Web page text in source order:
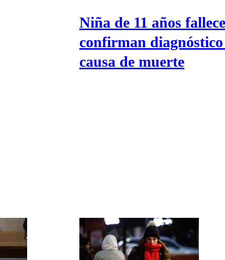
Universidad de Chile
Sustentabilidad
Niña de 11 años
confirman
causa de muerte